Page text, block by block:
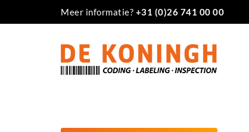
Meer informatie? +31 (0)26 741 00 00